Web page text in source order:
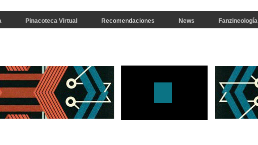
Pinacoteca Virtual Recomendaciones News Fanzineología